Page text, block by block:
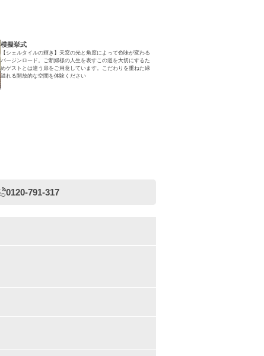
模擬挙式
【シェルタイルの輝き】天窓の光と角度によって色味が変わる
バージンロード。ご新婦様の人生を表すこの道を大切にするた
めゲストとは違う扉をご用意しています。こだわりを重ねた緑
溢れる開放的な空間を体験ください
0120-791-317